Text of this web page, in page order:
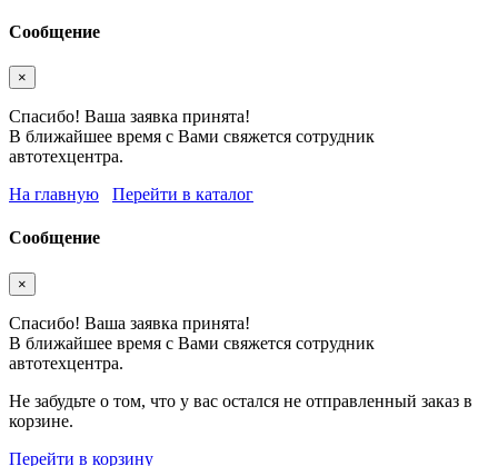
Сообщение
×
Спасибо! Ваша заявка принята!
В ближайшее время с Вами свяжется сотрудник
автотехцентра.
На главную
Перейти в каталог
Сообщение
×
Спасибо! Ваша заявка принята!
В ближайшее время с Вами свяжется сотрудник
автотехцентра.
Не забудьте о том, что у вас остался не отправленный заказ в
корзине.
Перейти в корзину